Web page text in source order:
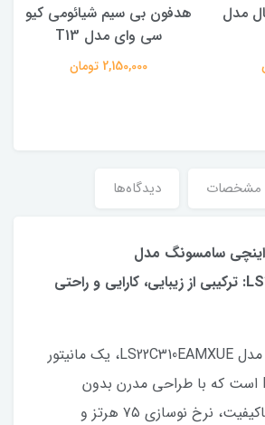
مدل
هدفون بی سیم شیائومی کیو
سی وای مدل T13
2,150,000 تومان
مشخصات دیدگاه‌ها
بررسی مانیتور ۲۲ اینچی سامسونگ مدل
LS22C310EAMXUE: ترکیبی از زیبایی، کارایی و راحتی
مانیتور سامسونگ مدل LS22C310EAMXUE، یک مانیتور
۲۲ اینچی Full HD است که با طراحی مدرن بدون
حاشیه، پنل IPS باکیفیت، نرخ نوسازی ۷۵ هرتز و